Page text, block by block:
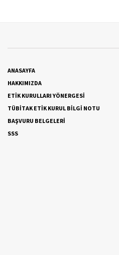
ANASAYFA
HAKKIMIZDA
ETİK KURULLARI YÖNERGESİ
TÜBİTAK ETİK KURUL BİLGİ NOTU
BAŞVURU BELGELERİ
SSS